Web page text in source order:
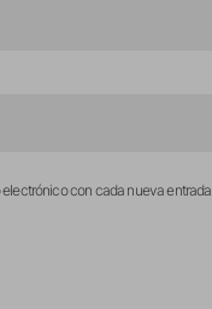
con cada nueva entrada.